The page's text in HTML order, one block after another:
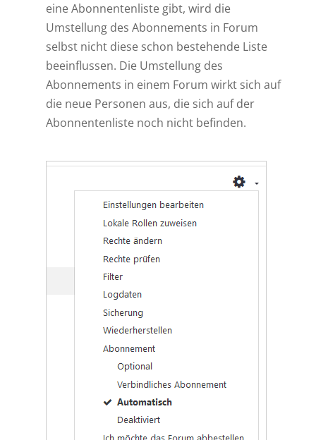
eine Abonnentenliste gibt, wird die
Umstellung des Abonnements in Forum
selbst nicht diese schon bestehende Liste
beeinflussen. Die Umstellung des
Abonnements in einem Forum wirkt sich auf
die neue Personen aus, die sich auf der
Abonnentenliste noch nicht befinden.